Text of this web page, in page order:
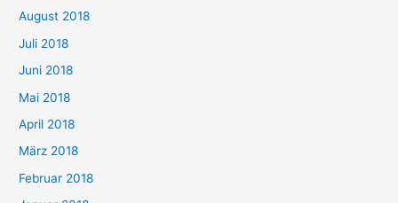
August 2018
Juli 2018
Juni 2018
Mai 2018
April 2018
März 2018
Februar 2018